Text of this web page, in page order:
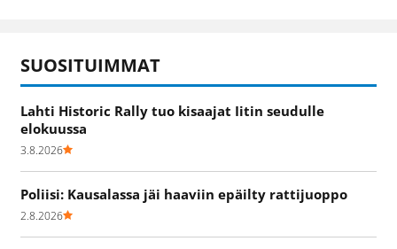
SUOSITUIMMAT
Lahti Historic Rally tuo kisaajat Iitin seudulle
elokuussa
3.8.2026
Poliisi: Kausalassa jäi haaviin epäilty rattijuoppo
2.8.2026